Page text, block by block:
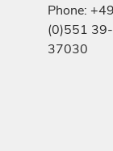
Phone:
(0)551 39-
37030